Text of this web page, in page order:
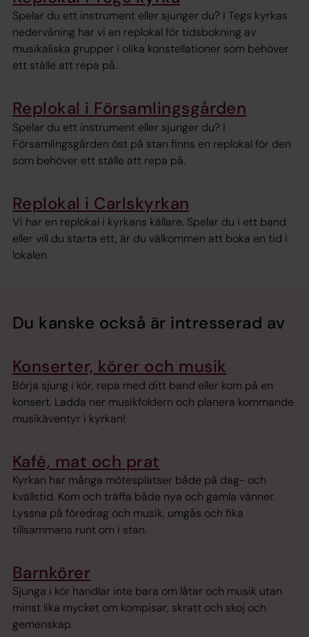
Spelar du ett instrument eller sjunger du? I Tegs kyrkas
nedervåning har vi en replokal för tidsbokning av
musikaliska grupper i olika konstellationer som behöver
ett ställe att repa på.
Replokal i Församlingsgården
Spelar du ett instrument eller sjunger du? I
Församlingsgården öst på stan finns en replokal för den
som behöver ett ställe att repa på.
Replokal i Carlskyrkan
Vi har en replokal i kyrkans källare. Spelar du i ett band
eller vill du starta ett, är du välkommen att boka en tid i
lokalen.
Du kanske också är intresserad av
Konserter, körer och musik
Börja sjung i kör, repa med ditt band eller kom på en
konsert. Ladda ner musikfoldern och planera kommande
musikäventyr i kyrkan!
Kafé, mat och prat
Kyrkan har många mötesplatser både på dag- och
kvällstid. Kom och träffa både nya och gamla vänner.
Lyssna på föredrag och musik, umgås och fika
tillsammans runt om i stan.
Barnkörer
Sjunga i kör handlar inte bara om låtar och musik utan
minst lika mycket om kompisar, skratt och skoj och
gemenskap.